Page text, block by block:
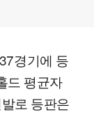
경기에 등
드 평균자
로 등판은